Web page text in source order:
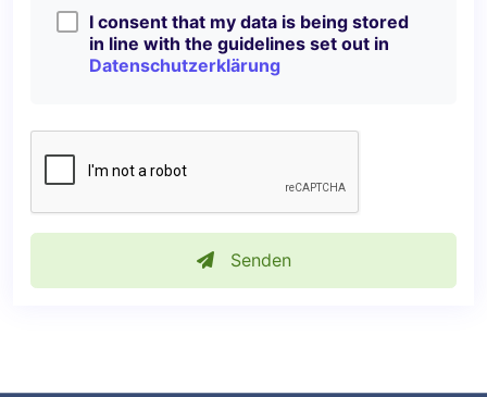
I consent that my data is being stored
in line with the guidelines set out in
Datenschutzerklärung
Senden